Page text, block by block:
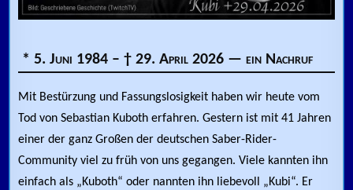
* 5. Juni 1984 – † 29. April 2026 — ein Nachruf
Mit Bestürzung und Fassungslosigkeit haben wir heute vom
Tod von Sebastian Kuboth erfahren. Gestern ist mit 41 Jahren
einer der ganz Großen der deutschen Saber-Rider-
Community viel zu früh von uns gegangen. Viele kannten ihn
einfach als „Kuboth“ oder nannten ihn liebevoll „Kubi“. Er